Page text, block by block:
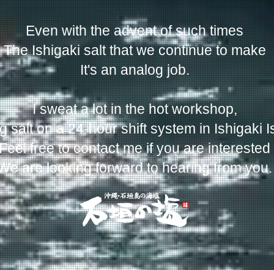
Even with the advent of such times
The Ishigaki salt that we continue to make
It's an analog job.
I sweat a lot in the hot workshop,
salt on a 24-hour shift system in Ishigaki
free to contact me if you are interested
are looking forward to hearing from you.